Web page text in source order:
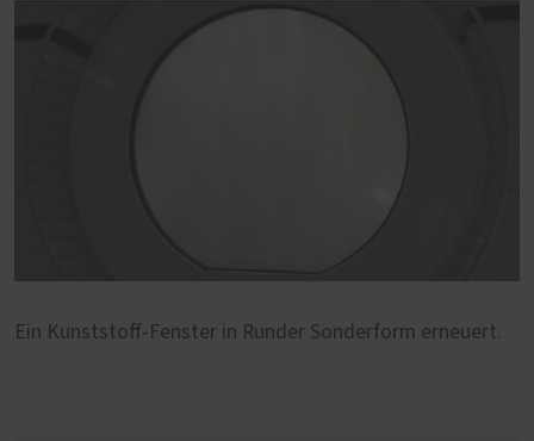
Ein Kunststoff-Fenster in Runder Sonderform erneuert.